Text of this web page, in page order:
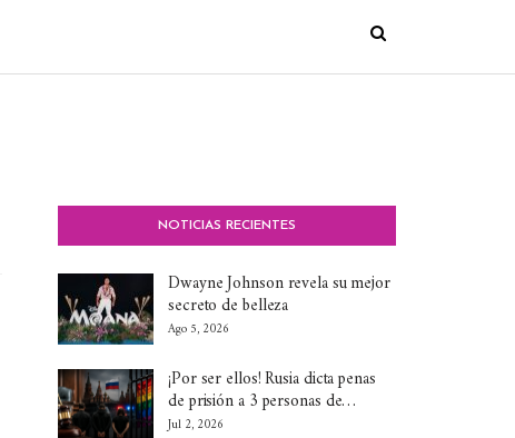
NOTICIAS RECIENTES
Dwayne Johnson revela su mejor
secreto de belleza
Ago 5, 2026
¡Por ser ellos! Rusia dicta penas
de prisión a 3 personas de…
Jul 2, 2026